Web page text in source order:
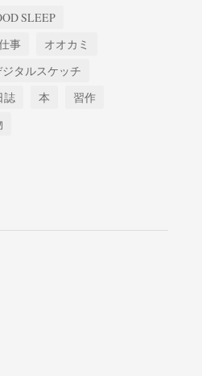
SLEEP
事
オオカミ
タルスケッチ
誌 本
習作